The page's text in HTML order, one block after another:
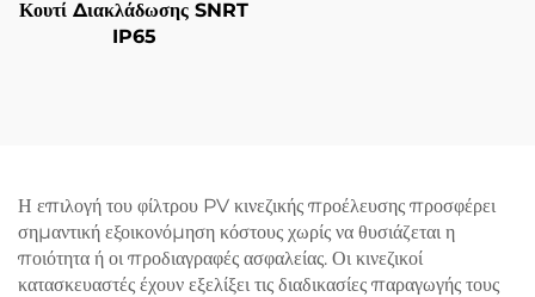
Κουτί Διακλάδωσης SNRT
IP65
Η επιλογή του φίλτρου PV κινεζικής προέλευσης προσφέρει
σημαντική εξοικονόμηση κόστους χωρίς να θυσιάζεται η
ποιότητα ή οι προδιαγραφές ασφαλείας. Οι κινεζικοί
κατασκευαστές έχουν εξελίξει τις διαδικασίες παραγωγής τους